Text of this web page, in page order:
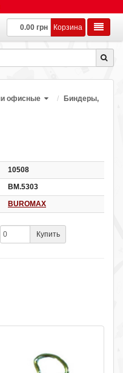
0.00 грн Корзина
офисные
Биндеры,
10508
ВМ.5303
BUROMAX
Купить